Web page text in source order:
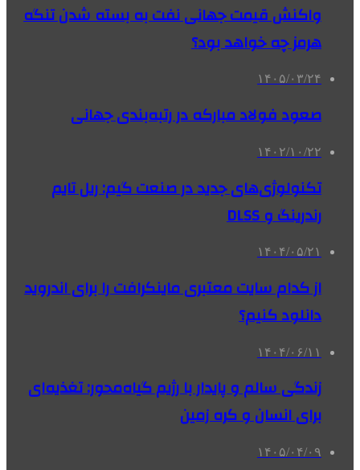
واکنش قیمت جهانی نفت به بسته شدن تنگه
هرمز چه خواهد بود؟
۱۴۰۵/۰۳/۲۴
صعود فولاد مبارکه در رتبه‌بندی جهانی
۱۴۰۲/۱۰/۲۲
تکنولوژی‌های جدید در صنعت گیم: ریل‌ تایم
رندرینگ و DLSS
۱۴۰۴/۰۵/۲۱
از کدام سایت معتبری ماینکرافت را برای اندروید
دانلود کنیم؟
۱۴۰۴/۰۶/۱۱
زندگی سالم و پایدار با رژیم گیاه‌محور: تغذیه‌ای
برای انسان و کره زمین
۱۴۰۵/۰۴/۰۹